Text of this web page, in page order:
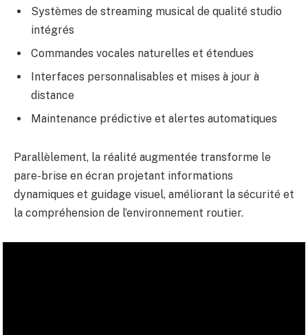
Systèmes de streaming musical de qualité studio
intégrés
Commandes vocales naturelles et étendues
Interfaces personnalisables et mises à jour à
distance
Maintenance prédictive et alertes automatiques
Parallèlement, la réalité augmentée transforme le
pare-brise en écran projetant informations
dynamiques et guidage visuel, améliorant la sécurité et
la compréhension de l’environnement routier.